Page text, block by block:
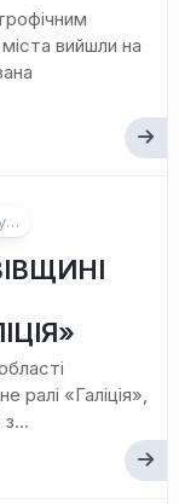
вийшли на
ралі «Галіція»,